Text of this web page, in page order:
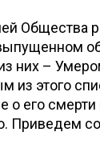
Общества
них –
этого
его
Приведем